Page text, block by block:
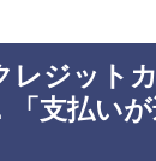
レジット
「支払い